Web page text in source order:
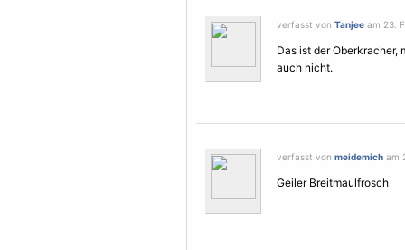
verfasst von Tanjee am 23.
Das ist der Oberkracher,
auch nicht.
verfasst von meidemich am
Geiler Breitmaulfrosch